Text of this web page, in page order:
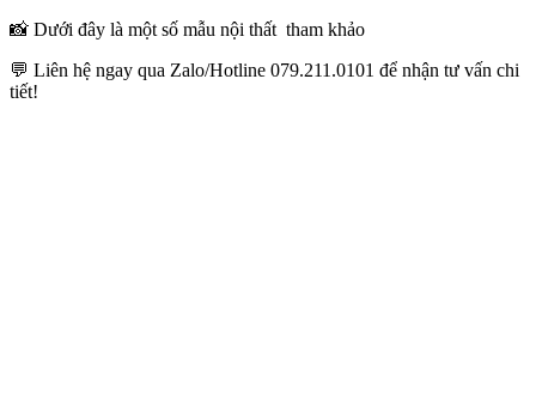
📸 Dưới đây là một số mẫu nội thất tham khảo
💬 Liên hệ ngay qua Zalo/Hotline 079.211.0101 để nhận tư vấn chi
tiết!